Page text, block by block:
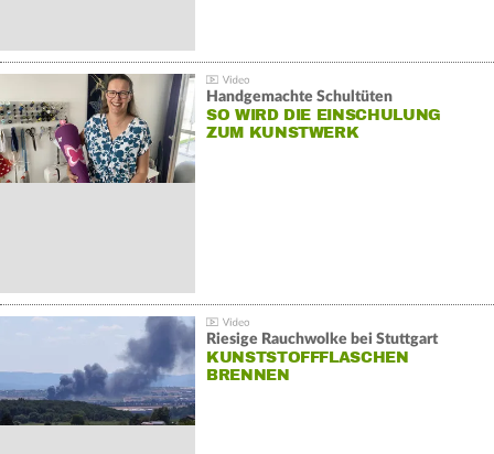
Handgemachte Schultüten
SO WIRD DIE EINSCHULUNG
ZUM KUNSTWERK
Riesige Rauchwolke bei Stuttgart
KUNSTSTOFFFLASCHEN
BRENNEN